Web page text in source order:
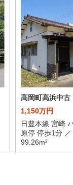
高岡町高浜中古
1,150万円
日豊本線 宮崎
原停 停歩1分 ／
99.26m²